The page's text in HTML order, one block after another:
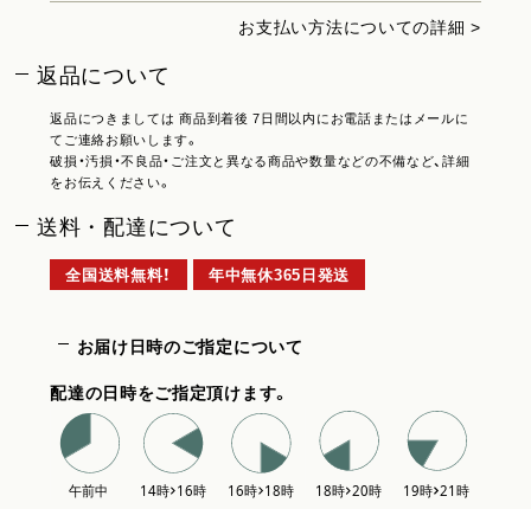
お支払い方法についての詳細 >
返品について
返品につきましては 商品到着後 7日間以内にお電話またはメールに
てご連絡お願いします。
破損・汚損・不良品・ご注文と異なる商品や数量などの不備など、詳細
をお伝えください。
送料・配達について
全国送料無料！ 年中無休365日発送
お届け日時のご指定について
配達の日時をご指定頂けます。